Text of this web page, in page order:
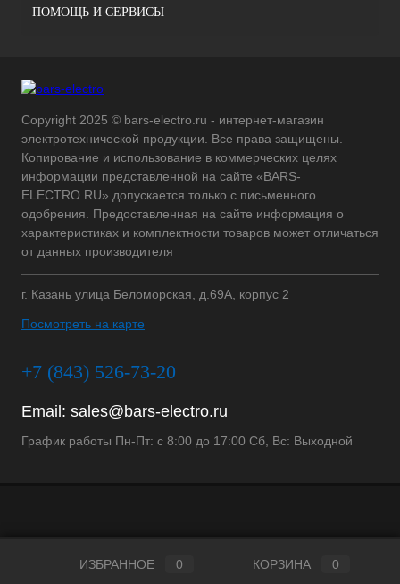
ПОМОЩЬ И СЕРВИСЫ
Copyright 2025 © bars-electro.ru - интернет-магазин
электротехнической продукции. Все права защищены.
Копирование и использование в коммерческих целях
информации представленной на сайте «BARS-
ELECTRO.RU» допускается только с письменного
одобрения. Предоставленная на сайте информация о
характеристиках и комплектности товаров может отличаться
от данных производителя
г. Казань улица Беломорская, д.69А, корпус 2
Посмотреть на карте
+7 (843) 526-73-20
Email: sales@bars-electro.ru
График работы Пн-Пт: с 8:00 до 17:00 Сб, Вс: Выходной
ИЗБРАННОЕ 0 КОРЗИНА 0